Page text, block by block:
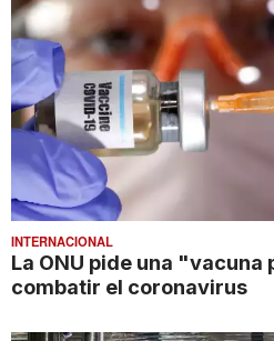
INTERNACIONAL
La ONU pide una "vacuna
combatir el coronavirus